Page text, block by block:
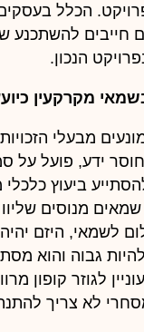
הכלל
חייבים
הנכון.
מקרקעין
מבעלי
ידע, פועל על
ביעוץ
לשמאי, היזם יהיה
גבוה והוא
לגוזר
לא צריך